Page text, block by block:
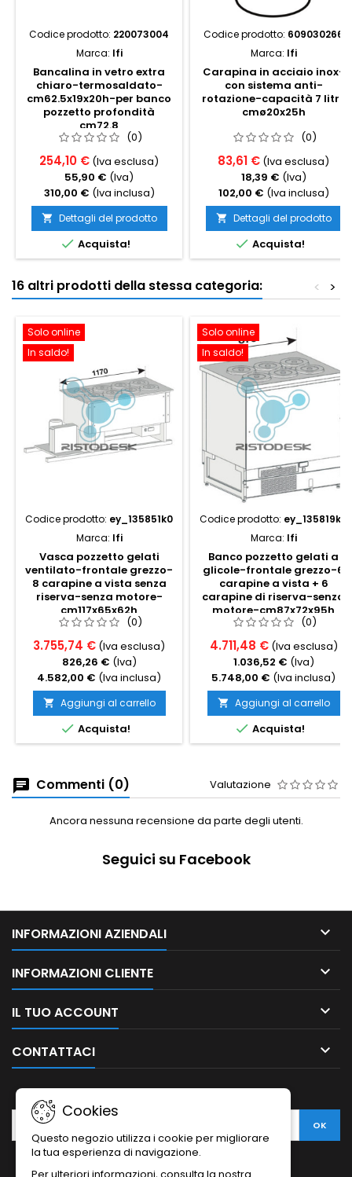
Codice prodotto: 220073004
Marca: Ifi
Bancalina in vetro extra
chiaro-termosaldato-
cm62.5x19x20h-per banco
pozzetto profondità
cm72.8
(0)
254,10 € (Iva esclusa)
55,90 € (Iva)
310,00 € (Iva inclusa)
 Dettagli del prodotto
 Acquista!
Codice prodotto: 609030266
Marca: Ifi
Carapina in acciaio inox-
con sistema anti-
rotazione-capacità 7 litri,
cmø20x25h
(0)
83,61 € (Iva esclusa)
18,39 € (Iva)
102,00 € (Iva inclusa)
 Dettagli del prodotto
 Acquista!
16 altri prodotti della stessa categoria: >
<
Solo online
In saldo!
Codice prodotto: ey_135851k0
Marca: Ifi
Vasca pozzetto gelati
ventilato-frontale grezzo-
8 carapine a vista senza
riserva-senza motore-
cm117x65x62h
(0)
3.755,74 € (Iva esclusa)
826,26 € (Iva)
4.582,00 € (Iva inclusa)
 Aggiungi al carrello
 Acquista!
Solo online
In saldo!
Codice prodotto: ey_135819k0
Marca: Ifi
Banco pozzetto gelati a
glicole-frontale grezzo-6
carapine a vista + 6
carapine di riserva-senza
motore-cm87x72x95h
(0)
4.711,48 € (Iva esclusa)
1.036,52 € (Iva)
5.748,00 € (Iva inclusa)
 Aggiungi al carrello
 Acquista!
Commenti (0) Valutazione
Ancora nessuna recensione da parte degli utenti.
Seguici su Facebook
INFORMAZIONI AZIENDALI 
INFORMAZIONI CLIENTE 
IL TUO ACCOUNT 
CONTATTACI 
Cookies
Questo negozio utilizza i cookie per migliorare
la tua esperienza di navigazione.
NEWSLETTER